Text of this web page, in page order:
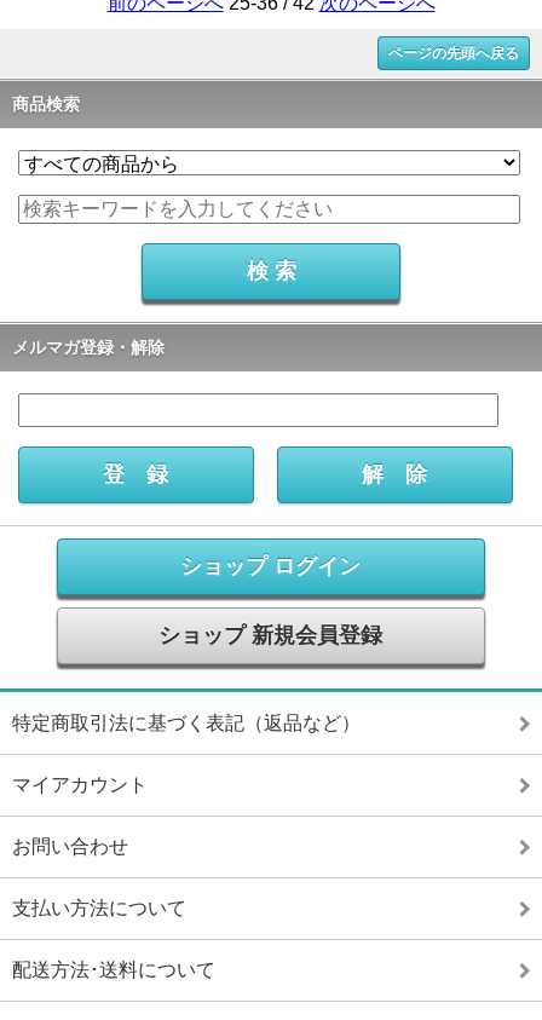
ページの先頭へ戻る
商品検索
メルマガ登録・解除
ショップ ログイン
ショップ 新規会員登録
特定商取引法に基づく表記（返品など）
マイアカウント
お問い合わせ
支払い方法について
配送方法･送料について